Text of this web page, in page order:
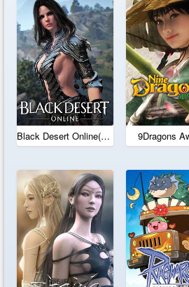
Black Desert Online(SA) 9Dragons